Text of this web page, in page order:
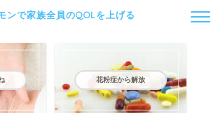
ンで家族全員のQOLを上げる
花粉症から解放